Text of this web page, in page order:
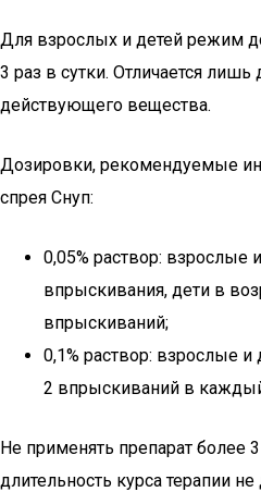
Для взрослых и детей режим
3 раз в сутки. Отличается
действующего вещества.
Дозировки, рекомендуемые
спрея Снуп:
0,05% раствор: взрослые
впрыскивания, дети в
впрыскиваний;
0,1% раствор: взрослые
2 впрыскиваний в
Не применять препарат более
длительность курса терапии